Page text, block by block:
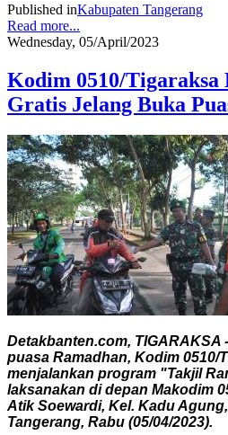
Published inKabupaten Tangerang
Read more...
Wednesday, 05/April/2023
Kodim 0510/Tigaraksa
Gratis Jelang Buka
Detakbanten.com, TIGARAKSA
puasa Ramadhan, Kodim 0510/
menjalankan program "Takjil
laksanakan di depan Makodim
Atik Soewardi, Kel. Kadu
Tangerang, Rabu (05/04/2023).